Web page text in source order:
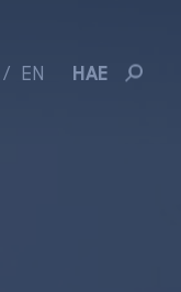
/ EN HAE